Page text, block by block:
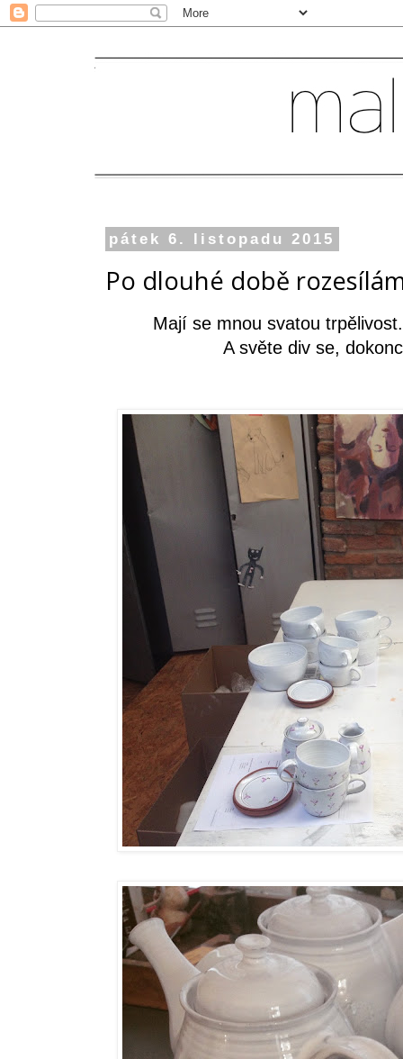
pátek 6. listopadu 2015
Po dlouhé době
Mají se mnou svatou
A světe div se,